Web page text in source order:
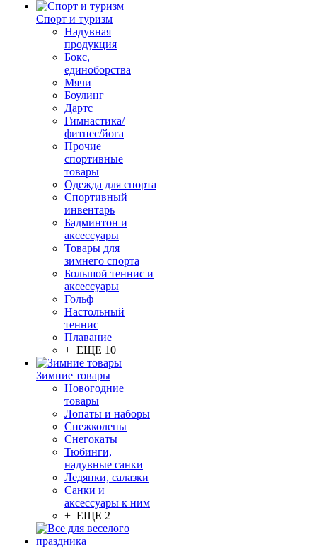
Спорт и туризм
Надувная
продукция
Бокс,
единоборства
Мячи
Боулинг
Дартс
Гимнастика/
фитнес/йога
Прочие
спортивные
товары
Одежда для спорта
Спортивный
инвентарь
Бадминтон и
аксессуары
Товары для
зимнего спорта
Большой теннис и
аксессуары
Гольф
Настольный
теннис
Плавание
+ ЕЩЕ 10
Зимние товары
Новогодние
товары
Лопаты и наборы
Снежколепы
Снегокаты
Тюбинги,
надувные санки
Ледянки, салазки
Санки и
аксессуары к ним
+ ЕЩЕ 2